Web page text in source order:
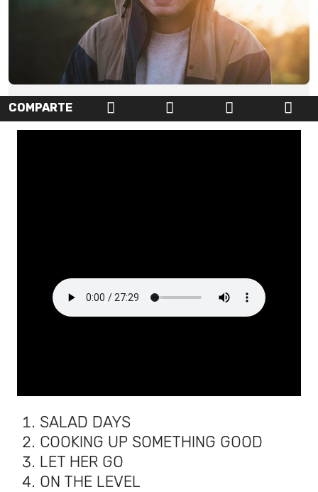
COMPARTE
SALAD DAYS
COOKING UP SOMETHING GOOD
LET HER GO
ON THE LEVEL